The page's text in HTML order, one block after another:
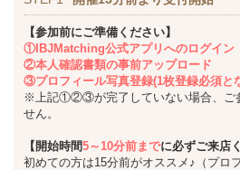
【参加前にご準備ください】
①IBJMatching公式アプリへのログイン
②本人確認書類の事前アップロード
③プロフィール写真登録(1枚登録必須と
※上記①②③が完了していない場合、ご
せん。
【開始時間5～10分前までに必ずご来店
初めての方は15分前がオススメ♪（プロ